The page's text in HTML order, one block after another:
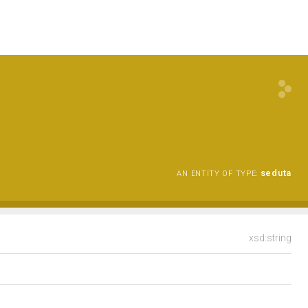
AN ENTITY OF TYPE: seduta
xsd:string